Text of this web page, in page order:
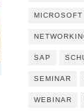
MICROSOFT
SAP
SEMINAR
WEBINAR